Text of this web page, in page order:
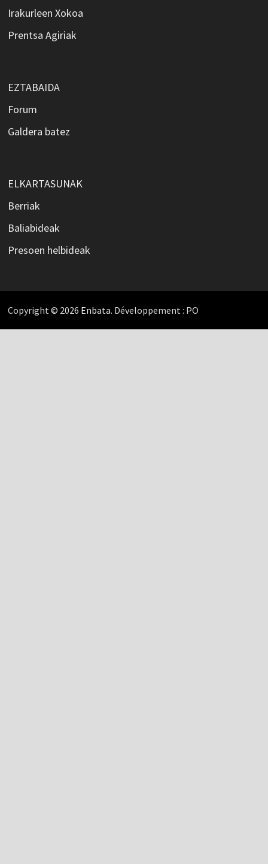
Irakurleen Xokoa
Prentsa Agiriak
EZTABAIDA
Forum
Galdera batez
ELKARTASUNAK
Berriak
Baliabideak
Presoen helbideak
Copyright © 2026 Enbata. Développement : PO